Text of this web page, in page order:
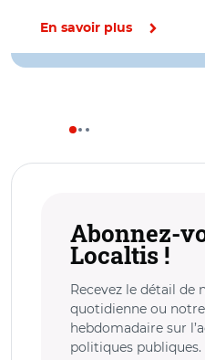
En savoir plus
Abonnez-
Localtis !
Recevez le détail de
quotidienne ou
hebdomadaire sur
politiques